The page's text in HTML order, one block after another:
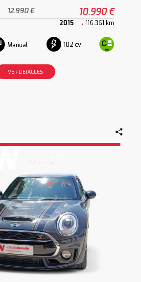
12.990 € 10.990 €
2015 116.361 km
Manual 102 cv
VER DETALLES